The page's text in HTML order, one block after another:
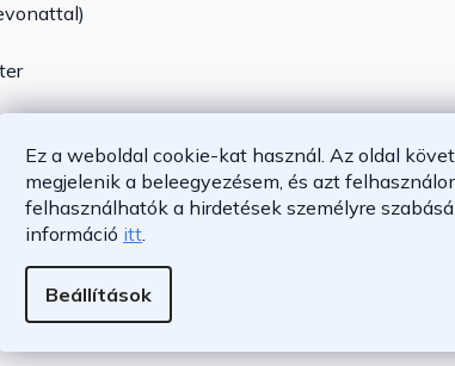
Ez a weboldal cookie-kat használ. Az oldal
megjelenik a beleegyezésem, és azt
felhasználhatók a hirdetések személyre
információ itt
Beállítások
x 78 cm